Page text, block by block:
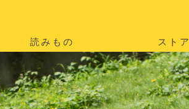
読みもの ストア